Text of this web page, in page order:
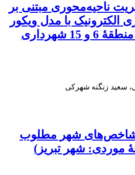
ناحیه‌محوری مبتنی بر
الکترونیک با مدل ویکور
(مطالعۀ موردی: منطقۀ 6 و 15 شهرداری
سعید زنگنه شهرکی
شاخص‌های شهر مطلوب
موردی: شهر تبریز)